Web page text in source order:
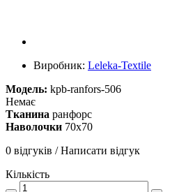
Виробник: Leleka-Textile
Модель: kpb-ranfors-506
Немає
Тканина ранфорс
Наволочки 70х70
0 відгуків /Написати відгук
Кількість